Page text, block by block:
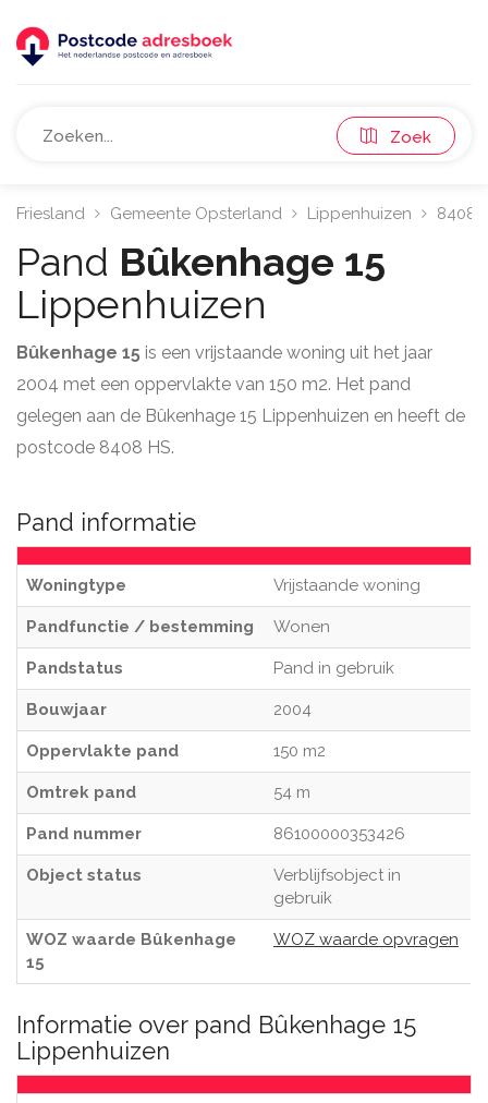
Zoek
Friesland Gemeente Opsterland Lippenhuizen 8408
Pand Bûkenhage 15
Lippenhuizen
Bûkenhage 15 is een vrijstaande woning uit het jaar
2004 met een oppervlakte van 150 m2. Het pand
gelegen aan de Bûkenhage 15 Lippenhuizen en heeft de
postcode 8408 HS.
Pand informatie
Woningtype Vrijstaande woning
Pandfunctie / bestemming Wonen
Pandstatus Pand in gebruik
Bouwjaar 2004
Oppervlakte pand 150 m2
Omtrek pand 54 m
Pand nummer 86100000353426
Object status
Verblijfsobject in
gebruik
WOZ waarde Bûkenhage
15
WOZ waarde opvragen
Informatie over pand Bûkenhage 15
Lippenhuizen